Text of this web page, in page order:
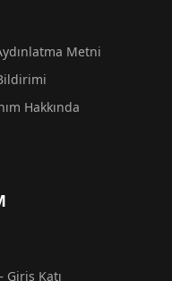
Metni
Hakkında
Katı